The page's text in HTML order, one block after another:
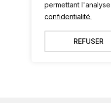
permettant
confidentialité.
REFUSER